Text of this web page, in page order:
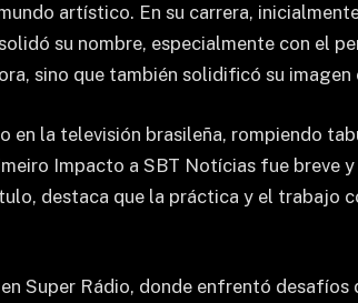
artístico. En su carrera,
su nombre, especialmente con el
sino que también solidificó su
en la televisión brasileña, rompiendo
Impacto a SBT Notícias fue breve
destaca que la práctica y el trabajo
Super Rádio, donde enfrentó desafíos